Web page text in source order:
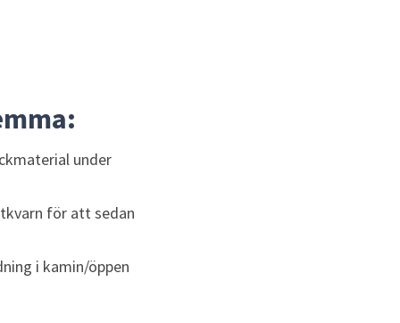
webbplats.
under
för att sedan
i kamin/öppen